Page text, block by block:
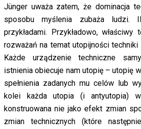
Jünger uważa zatem, że dominacja
sposobu myślenia zubaża ludzi.
przykładami. Przykładowo,
rozważań na temat utopijności
Każde urządzenie techniczne
istnienia obiecuje nam utopię – utopię
spełnienia zadanych mu celów lub
kolei każda utopia (i
konstruowana nie jako efekt zmian
zmian technicznych (które